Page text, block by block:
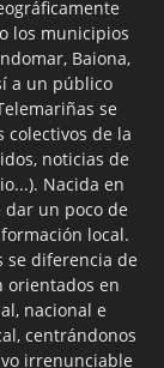
los municipios
Baiona,
a un público
se
colectivos de la
noticias de
Nacida en
un poco de
local.
se diferencia de
orientados en
nacional e
centrándonos
irrenunciable